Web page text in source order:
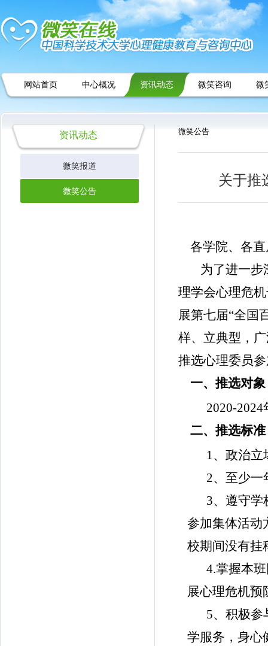
网站首页 中心概况 资讯动态 微笑咨询 微
资讯动态
微笑报道
微笑公告
微笑公告
关于推
各学院、各
为了进一步
理学会心理危
展第七届“全国
样、立典型，
推选心理委员
一、推选对象
2020-2024
二、推选标准
1、政治立
2、至少一
3、遵守学
参加集体活动
校期间没有挂
4.掌握本
展心理危机预
5、积极参
学服务，身心